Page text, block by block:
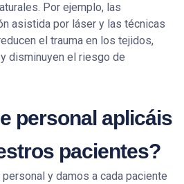
Por ejemplo, las
asistida por láser y las técnicas
el trauma en los tejidos,
disminuyen el riesgo de
personal aplicáis
pacientes?
y damos a cada paciente